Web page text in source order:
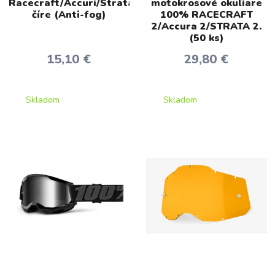
Racecraft/Accuri/Strata
číre (Anti-fog)
15,10 €
Skladom
motokrosové okuliare
100% RACECRAFT
2/Accura 2/STRATA 2.
(50 ks)
29,80 €
Skladom